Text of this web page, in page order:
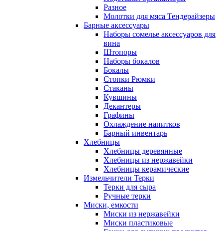
Разное
Молотки для мяса Тендерайзеры
Барные аксессуары
Наборы сомелье аксессуаров для
вина
Штопоры
Наборы бокалов
Бокалы
Стопки Рюмки
Стаканы
Кувшины
Декантеры
Графины
Охлаждение напитков
Барный инвентарь
Хлебницы
Хлебницы деревянные
Хлебницы из нержавейки
Хлебницы керамические
Измельчители Терки
Терки для сыра
Ручные терки
Миски, емкости
Миски из нержавейки
Миски пластиковые